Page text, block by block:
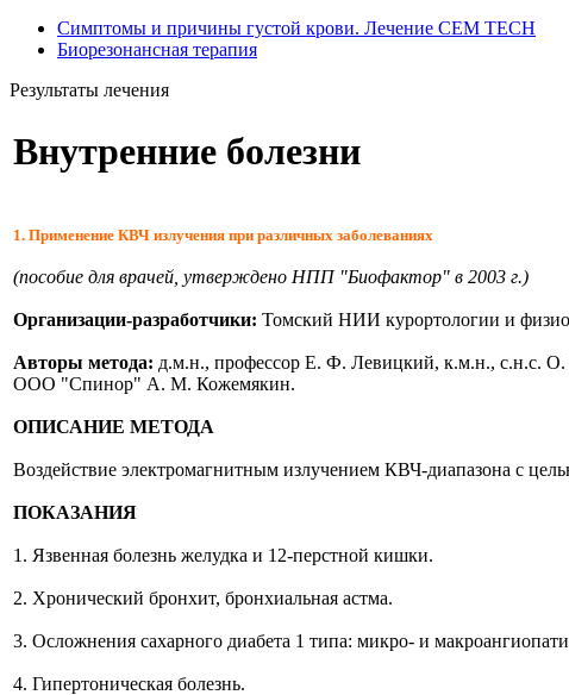
Симптомы и причины густой крови. Лечение СЕМ ТЕСН
Биорезонансная терапия
Результаты лечения
Внутренние болезни
1. Применение КВЧ излучения при различных заболеваниях
(пособие для врачей, утверждено НПП "Биофактор" в 2003 г.)
Организации-разработчики: Томский НИИ курортологии и
Авторы метода: д.м.н., профессор Е. Ф. Левицкий, к.м.н.,
ООО "Спинор" А. М. Кожемякин.
ОПИСАНИЕ МЕТОДА
Воздействие электромагнитным излучением КВЧ-диапазона с
ПОКАЗАНИЯ
1. Язвенная болезнь желудка и 12-перстной кишки.
2. Хронический бронхит, бронхиальная астма.
3. Осложнения сахарного диабета 1 типа: микро- и
4. Гипертоническая болезнь.